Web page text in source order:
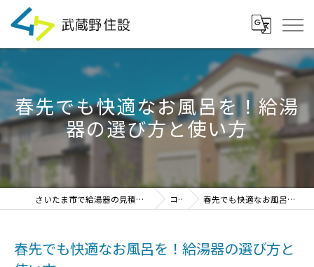
春先でも快適なお風呂を！給湯
器の選び方と使い方
さいたま市で給湯器の見積・設置・交換なら「武蔵野住設」 コラム 春先でも快適なお風呂を！給湯器の選び方と使い方
春先でも快適なお風呂を！給湯器の選び方と